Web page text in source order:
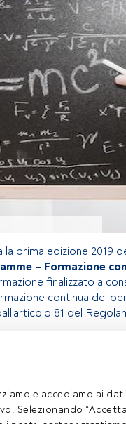
e accediamo ai
Selezionando
la prima edizione 2019
– Formazione
finalizzato a
continua del
81 del
Se non hai ancora
che